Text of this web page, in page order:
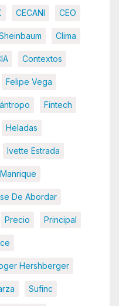
CECANI CEO
Clima
Contextos
Felipe Vega
Fintech
Heladas
Ivette Estrada
De Abordar
Precio Principal
Hershberger
Sufinc